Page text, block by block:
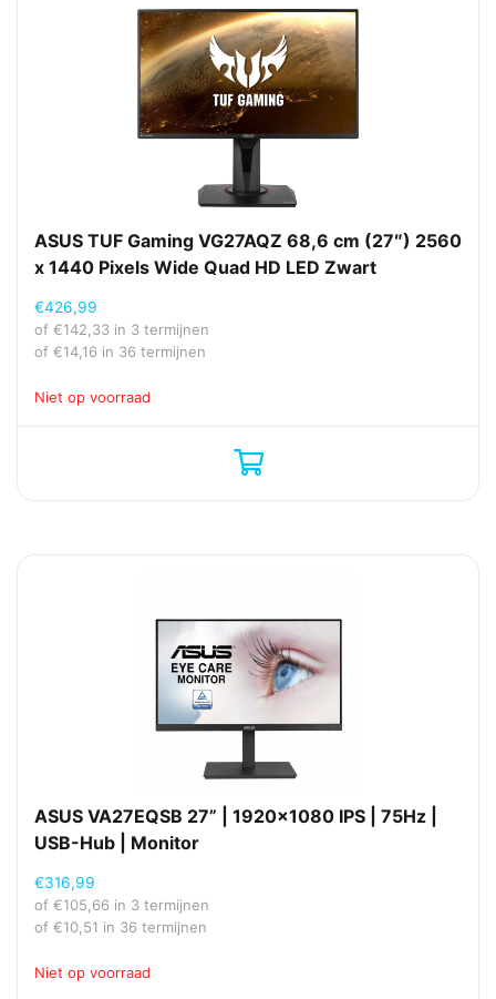
ASUS TUF Gaming VG27AQZ 68,6 cm (27″) 2560
x 1440 Pixels Wide Quad HD LED Zwart
€426,99
of €142,33 in 3 termijnen
of €14,16 in 36 termijnen
Niet op voorraad
ASUS VA27EQSB 27” | 1920×1080 IPS | 75Hz |
USB-Hub | Monitor
€316,99
of €105,66 in 3 termijnen
of €10,51 in 36 termijnen
Niet op voorraad